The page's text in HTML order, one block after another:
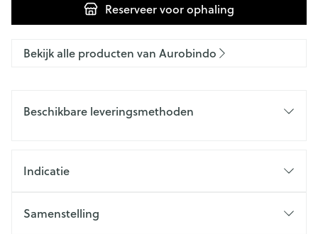
Reserveervoor ophaling
Bekijk alle producten van Aurobindo
Beschikbare leveringsmethoden
Indicatie
Samenstelling